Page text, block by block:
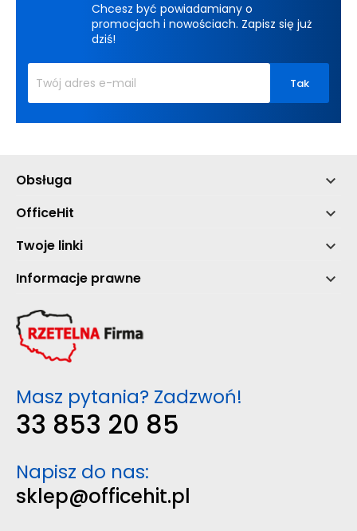
Chcesz być powiadamiany o
promocjach i nowościach. Zapisz się już
dziś!
Obsługa 
OfficeHit 
Twoje linki 
Informacje prawne 
Masz pytania? Zadzwoń!
33 853 20 85
Napisz do nas:
sklep@officehit.pl